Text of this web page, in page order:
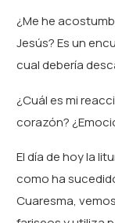
¿Me he
Jesús? Es un
cual debería
¿Cuál es mi
corazón?
El día de hoy la
como ha
Cuaresma,